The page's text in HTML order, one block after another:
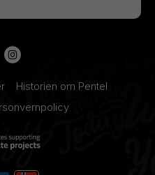
Historien om Pentel